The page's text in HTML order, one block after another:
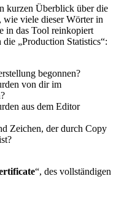
kurzen Überblick über die
wie viele dieser Wörter in
in das Tool reinkopiert
„Production Statistics“:
begonnen?
von dir im
aus dem Editor
Zeichen, der durch Copy
“, des vollständigen